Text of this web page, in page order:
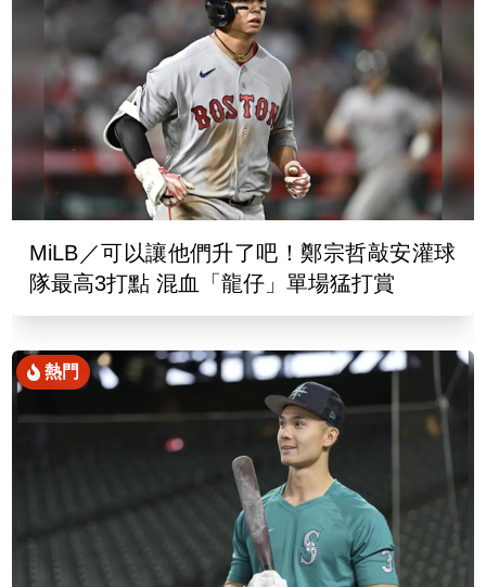
MiLB／可以讓他們升了吧！鄭宗哲敲安灌球
隊最高3打點 混血「龍仔」單場猛打賞
熱門